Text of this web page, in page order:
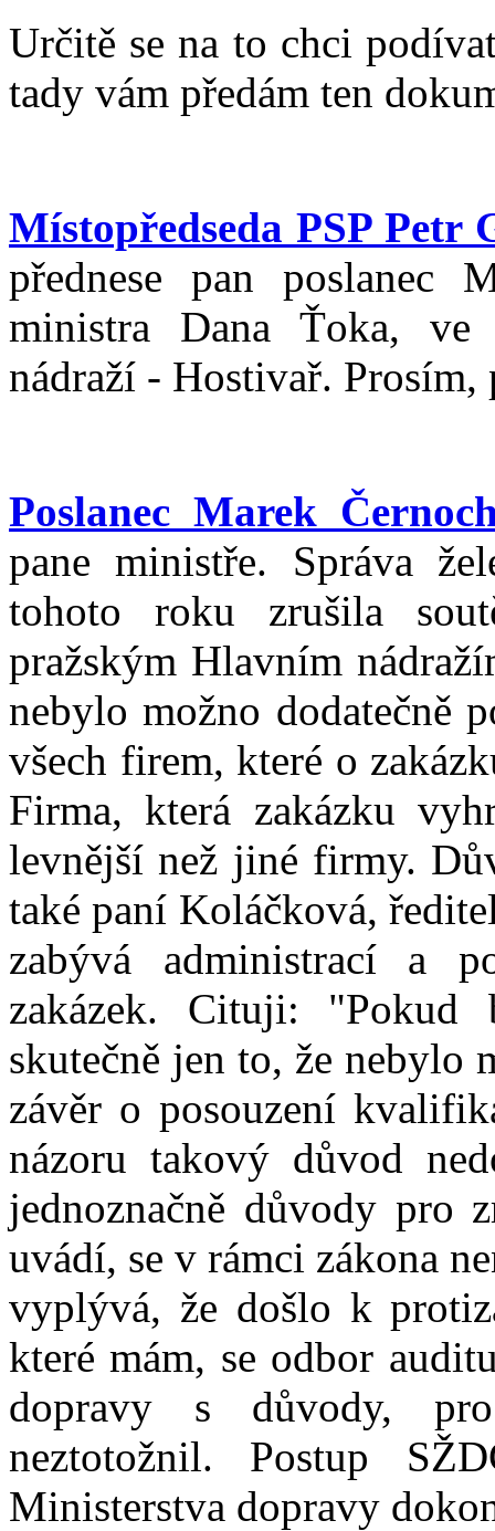
Určitě se na to chci
tady vám předám ten
Místopředseda PSP Petr
přednese pan poslanec
ministra Dana Ťoka, ve
nádraží - Hostivař. Prosím,
Poslanec Marek
pane ministře. Správa
tohoto roku zrušila
pražským Hlavním
nebylo možno dodatečně
všech firem, které o
Firma, která zakázku
levnější než jiné firmy.
také paní Koláčková,
zabývá administrací a
zakázek. Cituji:
skutečně jen to, že nebylo
závěr o posouzení
názoru takový důvod
jednoznačně důvody pro
uvádí, se v rámci zákona
vyplývá, že došlo k
které mám, se odbor
dopravy s důvody,
neztotožnil. Postup
Ministerstva dopravy